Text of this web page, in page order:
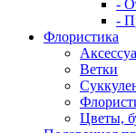
-
-
Флористика
Ветки
Цветы,